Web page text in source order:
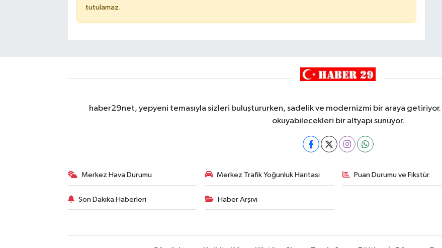
tutulamaz.
haber29net, yepyeni temasıyla sizleri buluştururken, sadelik ve modernizmi bir araya getiriyor.
okuyabilecekleri bir altyapı sunuyor.
Merkez Hava Durumu Merkez Trafik Yoğunluk Haritası Puan Durumu ve Fikstür
Son Dakika Haberleri Haber Arşivi